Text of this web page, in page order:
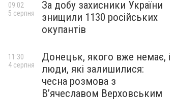
За добу захисники України
знищили 1130 російських
окупантів
09:02
5 серпня
Донецьк, якого вже немає, і
люди, які залишилися:
чесна розмова з
В’ячеславом Верховським
11:30
4 серпня